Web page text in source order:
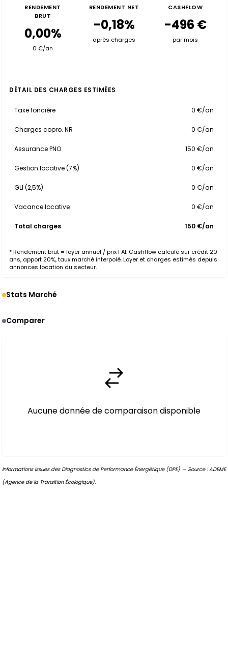
RENDEMENT
BRUT
0,00%
0 €/an
RENDEMENT NET
-0,18%
après charges
CASHFLOW
-496 €
par mois
DÉTAIL DES CHARGES ESTIMÉES
Taxe foncière 0 €/an
Charges copro. NR 0 €/an
Assurance PNO 150 €/an
Gestion locative (7%) 0 €/an
GLI (2,5%) 0 €/an
Vacance locative 0 €/an
Total charges 150 €/an
* Rendement brut = loyer annuel / prix FAI. Cashflow calculé sur crédit 20
ans, apport 20%, taux marché interpolé. Loyer et charges estimés depuis
annonces location du secteur.
Stats Marché
Comparer
Aucune donnée de comparaison disponible
Informations issues des Diagnostics de Performance Énergétique (DPE) — Source : ADEME
(Agence de la Transition Écologique).